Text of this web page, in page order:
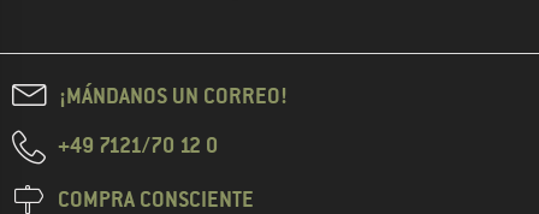
¡MÁNDANOS UN CORREO!
+49 7121/70 12 0
COMPRA CONSCIENTE